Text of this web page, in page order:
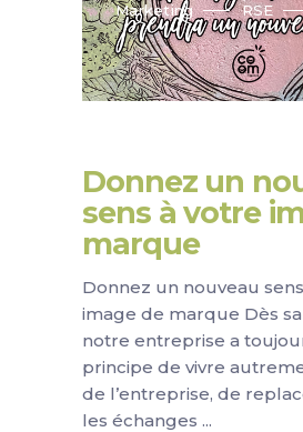
Marketing
RSE
Donnez un
sens à votre
marque
Donnez un nouveau
image de marque Dès
notre entreprise a
principe de vivre
de l’entreprise, de
les échanges